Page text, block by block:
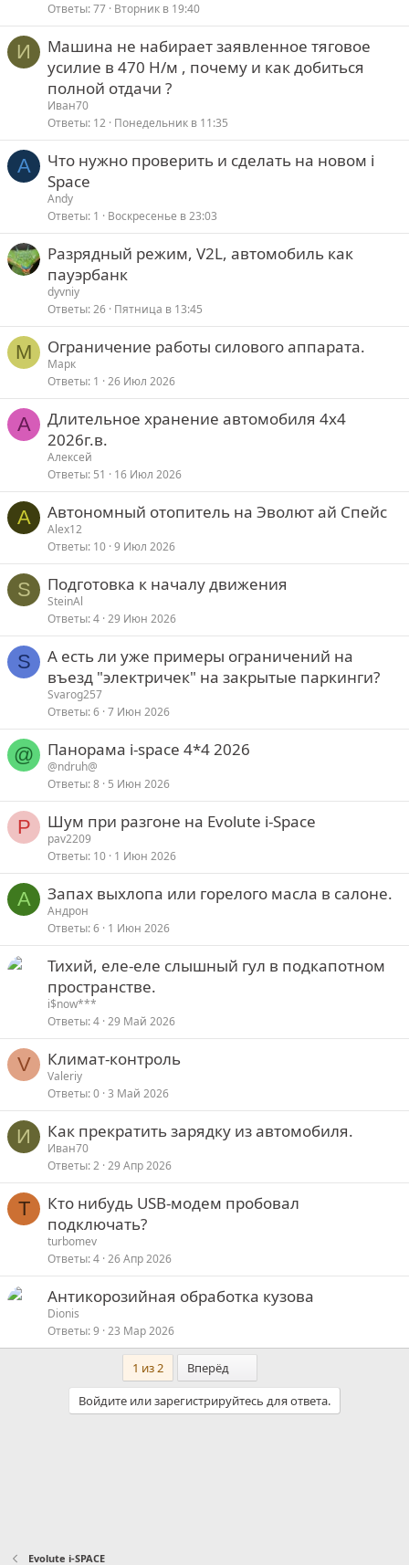
Ответы 77 Вторник в 19:40
И
Машина не набирает заявленное тяговое
усилие в 470 Н/м , почему и как добиться
полной отдачи ?
Иван70
Ответы 12 Понедельник в 11:35
A
Что нужно проверить и сделать на новом i
Space
Andy
Ответы 1 Воскресенье в 23:03
Разрядный режим, V2L, автомобиль как
пауэрбанк
dyvniy
Ответы 26 Пятница в 13:45
М Ограничение работы силового аппарата.
Марк
Ответы 1 26 Июл 2026
A
Длительное хранение автомобиля 4х4
2026г.в.
Aлексей
Ответы 51 16 Июл 2026
A Автономный отопитель на Эволют ай Спейс
Alex12
Ответы 10 9 Июл 2026
S Подготовка к началу движения
SteinAl
Ответы 4 29 Июн 2026
S
А есть ли уже примеры ограничений на
въезд "электричек" на закрытые паркинги?
Svarog257
Ответы 6 7 Июн 2026
@ Панорама i-space 4*4 2026
@ndruh@
Ответы 8 5 Июн 2026
P Шум при разгоне на Evolute i-Space
pav2209
Ответы 10 1 Июн 2026
А Запах выхлопа или горелого масла в салоне.
Андрон
Ответы 6 1 Июн 2026
Тихий, еле-еле слышный гул в подкапотном
пространстве.
i$now***
Ответы 4 29 Май 2026
V Климат-контроль
Valeriy
Ответы 0 3 Май 2026
И Как прекратить зарядку из автомобиля.
Иван70
Ответы 2 29 Апр 2026
T
Кто нибудь USB-модем пробовал
подключать?
turbomev
Ответы 4 26 Апр 2026
Антикорозийная обработка кузова
Dionis
Ответы 9 23 Мар 2026
1 из 2 Вперёд
Войдите или зарегистрируйтесь для ответа.
Evolute i⁠-⁠SPACE